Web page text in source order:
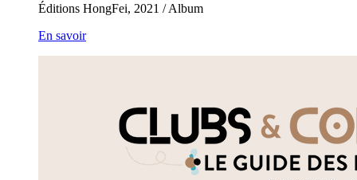
Éditions HongFei, 2021 / Album
En savoir